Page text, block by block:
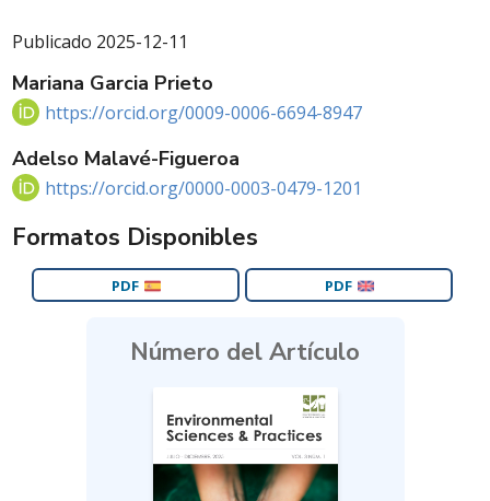
Publicado 2025-12-11
Mariana Garcia Prieto
https://orcid.org/0009-0006-6694-8947
Adelso Malavé-Figueroa
https://orcid.org/0000-0003-0479-1201
Formatos Disponibles
PDF PDF
Número del Artículo